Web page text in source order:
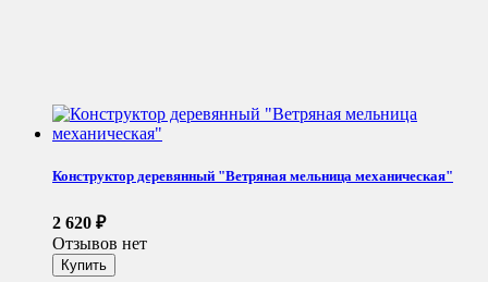
Конструктор деревянный "Ветряная мельница механическая"
2 620 ₽
Отзывов нет